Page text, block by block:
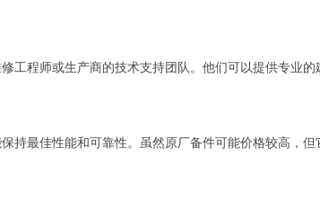
工程师或生产商的技术支持团队。他们可以提供专业的
持最佳性能和可靠性。虽然原厂备件可能价格较高，但